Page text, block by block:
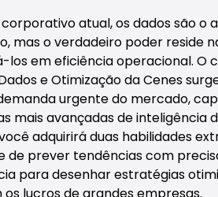
atual, os dados são o
mas o verdadeiro poder reside
em eficiência operacional. O
e Otimização da Cenes
urgente do mercado,
mais avançadas de inteligência
adquirirá duas habilidades
de prever tendências com
para desenhar estratégias